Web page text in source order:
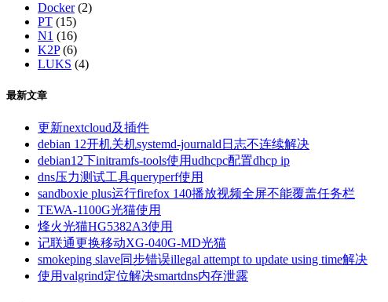
Docker(2)
PT (15)
N1 (16)
K2P(6)
LUKS (4)
最新文章
更新nextcloud及插件
debian 12开机关机systemd-journald日志不连续解决
debian12下initramfs-tools使用udhcpc配置dhcp ip
dns压力测试工具queryperf使用
sandboxie plus运行firefox 140播放视频全屏不能覆盖任务栏
TEWA-1100G光猫使用
烽火光猫HG5382A3使用
记联通更换移动XG-040G-MD光猫
smokeping slave同步错误illegal attempt to update using time解决
使用valgrind定位解决smartdns内存泄露